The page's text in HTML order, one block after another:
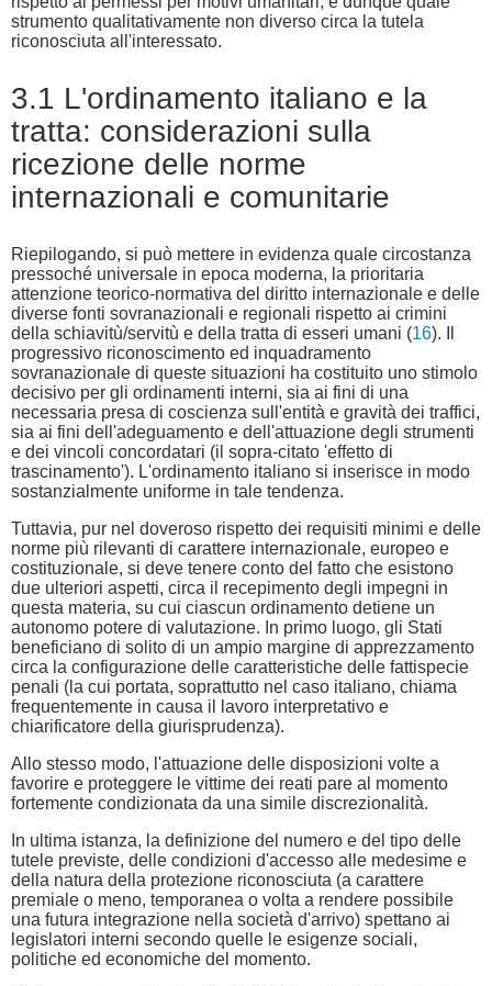
strumento qualitativamente non diverso circa la tutela
riconosciuta all'interessato.
3.1 L'ordinamento italiano e la
tratta: considerazioni sulla
ricezione delle norme
internazionali e comunitarie
Riepilogando, si può mettere in evidenza quale circostanza
pressoché universale in epoca moderna, la prioritaria
attenzione teorico-normativa del diritto internazionale e delle
diverse fonti sovranazionali e regionali rispetto ai crimini
della schiavitù/servitù e della tratta di esseri umani (16). Il
progressivo riconoscimento ed inquadramento
sovranazionale di queste situazioni ha costituito uno stimolo
decisivo per gli ordinamenti interni, sia ai fini di una
necessaria presa di coscienza sull'entità e gravità dei traffici,
sia ai fini dell'adeguamento e dell'attuazione degli strumenti
e dei vincoli concordatari (il sopra-citato 'effetto di
trascinamento'). L'ordinamento italiano si inserisce in modo
sostanzialmente uniforme in tale tendenza.
Tuttavia, pur nel doveroso rispetto dei requisiti minimi e delle
norme più rilevanti di carattere internazionale, europeo e
costituzionale, si deve tenere conto del fatto che esistono
due ulteriori aspetti, circa il recepimento degli impegni in
questa materia, su cui ciascun ordinamento detiene un
autonomo potere di valutazione. In primo luogo, gli Stati
beneficiano di solito di un ampio margine di apprezzamento
circa la configurazione delle caratteristiche delle fattispecie
penali (la cui portata, soprattutto nel caso italiano, chiama
frequentemente in causa il lavoro interpretativo e
chiarificatore della giurisprudenza).
Allo stesso modo, l'attuazione delle disposizioni volte a
favorire e proteggere le vittime dei reati pare al momento
fortemente condizionata da una simile discrezionalità.
In ultima istanza, la definizione del numero e del tipo delle
tutele previste, delle condizioni d'accesso alle medesime e
della natura della protezione riconosciuta (a carattere
premiale o meno, temporanea o volta a rendere possibile
una futura integrazione nella società d'arrivo) spettano ai
legislatori interni secondo quelle le esigenze sociali,
politiche ed economiche del momento.